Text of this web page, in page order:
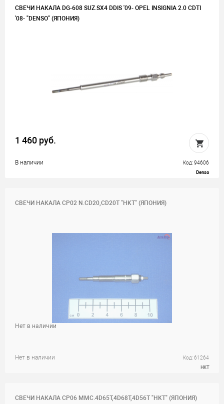
СВЕЧИ НАКАЛА DG-608 SUZ.SX4 DDIS '09- OPEL INSIGNIA 2.0 CDTI
'08- "DENSO" (ЯПОНИЯ)
1 460 руб.
В наличии Код: 94606
Denso
СВЕЧИ НАКАЛА CP02 N.CD20,CD20T "HKT" (ЯПОНИЯ)
Нет в наличии Код: 61264
HKT
Нет в наличии
СВЕЧИ НАКАЛА CP06 MMC.4D65T,4D68T,4D56T "HKT" (ЯПОНИЯ)